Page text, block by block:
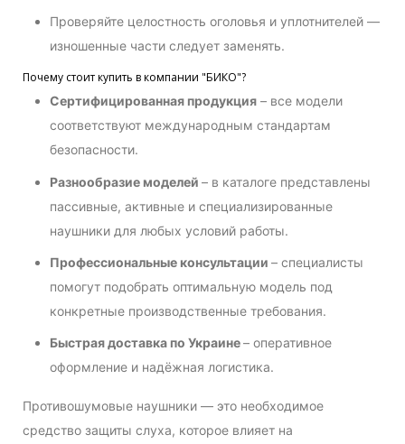
Проверяйте целостность оголовья и уплотнителей —
изношенные части следует заменять.
Почему стоит купить в компании "БИКО"?
Сертифицированная продукция – все модели
соответствуют международным стандартам
безопасности.
Разнообразие моделей – в каталоге представлены
пассивные, активные и специализированные
наушники для любых условий работы.
Профессиональные консультации – специалисты
помогут подобрать оптимальную модель под
конкретные производственные требования.
Быстрая доставка по Украине– оперативное
оформление и надёжная логистика.
Противошумовые наушники — это необходимое
средство защиты слуха, которое влияет на